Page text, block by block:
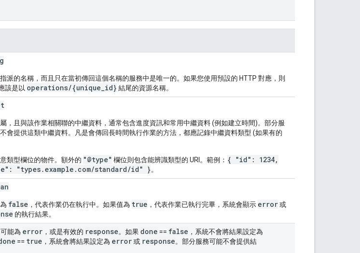
派的名稱，而且只在當初傳回這個名稱的服務中是唯一的。如果您使用預設的 HTTP 對應，則
該是以 operations/{unique_id} 結尾的資源名稱。
，且與該作業相關聯的中繼資料，通常包含進度資訊和常用中繼資料 (例如建立時間)。部分服
會提供這類中繼資料。凡是會傳回長時間執行作業的方法，都應記錄中繼資料類型 (如果有的
類型欄位的物件。額外的 "@type" 欄位則包含能辨識類型的 URI。範例： { "id": 1234,
"types.example.com/standard/id" }。
false ，代表作業仍在執行中。如果值為 true ，代表作業已執行完畢，系統會顯示 error或
的執行結果。
能為 error ，或是有效的 response。如果 done == false ，系統不會將結果設定為
== true ，系統會將結果設定為 error或 response。部分服務可能不會提供結